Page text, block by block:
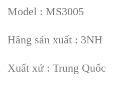
Model : MS3005
Hãng sản xuất : 3NH
Xuất xứ : Trung Quốc